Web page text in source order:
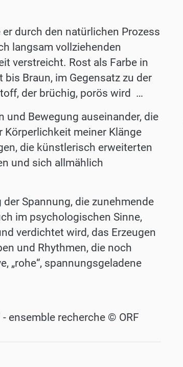
durch den natürlichen Prozess
langsam vollziehenden
verstreicht. Rost als Farbe in
Braun, im Gegensatz zu der
der brüchig, porös wird …
und Bewegung auseinander, die
Körperlichkeit meiner Klänge
die künstlerisch erweiterten
und sich allmählich
Spannung, die zunehmende
im psychologischen Sinne,
verdichtet wird, das Erzeugen
und Rhythmen, die noch
„rohe“, spannungsgeladene
ensemble recherche © ORF